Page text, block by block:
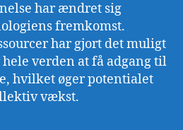
har ændret sig
fremkomst.
har gjort det muligt
verden at få adgang til
hvilket øger potentialet
vækst.